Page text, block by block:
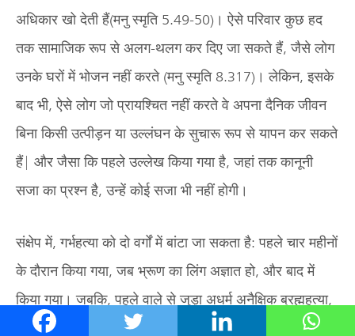
अधिकार खो देती हैं(मनु स्मृति 5.49-50)। ऐसे परिवार कुछ हद
तक सामाजिक रूप से अलग-थलग कर दिए जा सकते हैं, जैसे लोग
उनके घरों में भोजन नहीं करते (मनु स्मृति 8.317)। लेकिन, इसके
बाद भी, ऐसे लोग जो प्रायश्चित नहीं करते वे अपना दैनिक जीवन
बिना किसी उत्पीड़न या उल्लंघन के सुचारू रूप से यापन कर सकते
हैं| और जैसा कि पहले उल्लेख किया गया है, जहां तक ​​कानूनी
सजा का प्रश्न है, उन्हें कोई सजा भी नहीं होगी।
संक्षेप में, गर्भहत्या को दो वर्गों में बांटा जा सकता है: पहले चार महीनों
के दौरान किया गया, जब भ्रूण का लिंग अज्ञात हो, और बाद में
किया गया। जबकि, पहले वाले से जुड़ा अधर्म अनैक्षिक ब्रह्महत्या,
जिसका 12 वर्षों का प्रायश्चित होता है, के बराबर होता है| बाद